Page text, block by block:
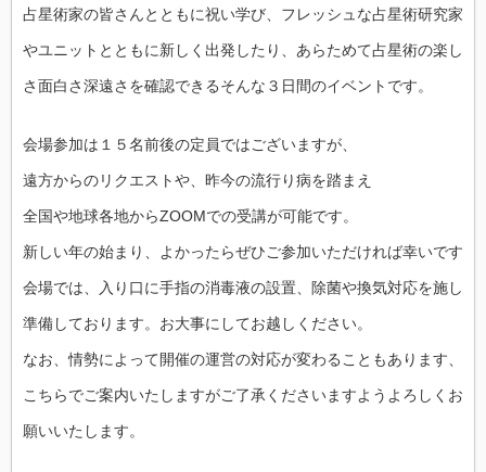
占星術家の皆さんとともに祝い学び、フレッシュな占星術研究家
やユニットとともに新しく出発したり、あらためて占星術の楽し
さ面白さ深遠さを確認できるそんな３日間のイベントです。
会場参加は１５名前後の定員ではございますが、
遠方からのリクエストや、昨今の流行り病を踏まえ
全国や地球各地からZOOMでの受講が可能です。
新しい年の始まり、よかったらぜひご参加いただければ幸いです
会場では、入り口に手指の消毒液の設置、除菌や換気対応を施し
準備しております。お大事にしてお越しください。
なお、情勢によって開催の運営の対応が変わることもあります、
こちらでご案内いたしますがご了承くださいますようよろしくお
願いいたします。